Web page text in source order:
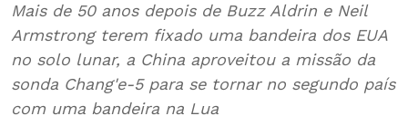
Mais de 50 anos depois de Buzz Aldrin e Neil
Armstrong terem fixado uma bandeira dos EUA
no solo lunar, a China aproveitou a missão da
sonda Chang'e-5 para se tornar no segundo país
com uma bandeira na Lua